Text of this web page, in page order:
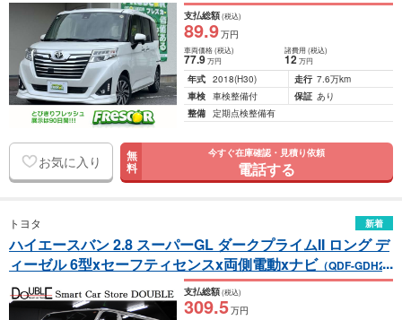
支払総額(税込)
89.9万円
車両価格(税込)
77.9万円
諸費用 (税込)
12 万円
年式 2018(H30) 走行 7.6万km
車検 車検整備付 保証 あり
整備 定期点検整備有
お気に入り 無
料
今すぐ在庫確認・見積り依頼
電話する
トヨタ 新着
ハイエースバン 2.8 スーパーGL ダークプライムII ロング デ
ィーゼル 6型xセーフティセンスx両側電動xナビ（QDF-GDH20
1V）
支払総額(税込)
309.5万円